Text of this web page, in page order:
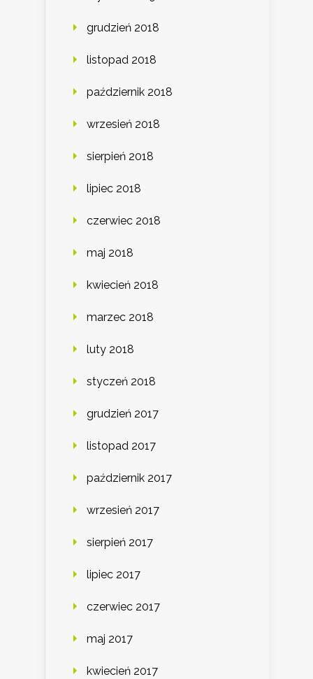
grudzień 2018
listopad 2018
październik 2018
wrzesień 2018
sierpień 2018
lipiec 2018
czerwiec 2018
maj 2018
kwiecień 2018
marzec 2018
luty 2018
styczeń 2018
grudzień 2017
listopad 2017
październik 2017
wrzesień 2017
sierpień 2017
lipiec 2017
czerwiec 2017
maj 2017
kwiecień 2017